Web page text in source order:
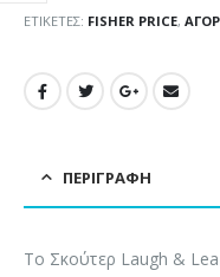
ΕΤΙΚΈΤΕΣ: FISHER PRICE,
ΠΕΡΙΓΡΑΦΉ
Το Σκούτερ Laugh &